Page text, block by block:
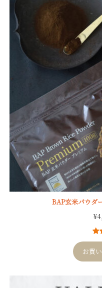
BAP玄米パウダ
¥
9
件
評
く
の
お買